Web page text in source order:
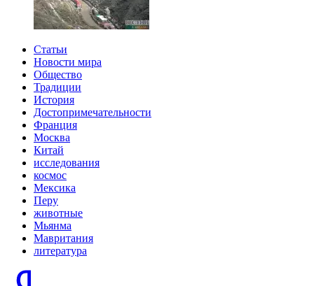
Статьи
Новости мира
Общество
Традиции
История
Достопримечательности
Франция
Москва
Китай
исследования
космос
Мексика
Перу
животные
Мьянма
Мавритания
литература